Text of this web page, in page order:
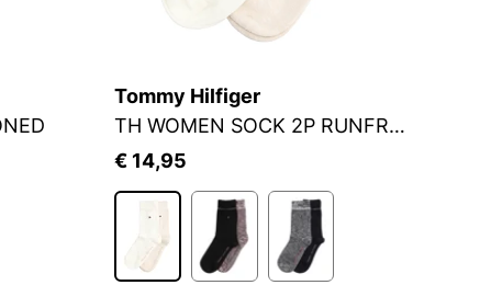
Tommy Hilfiger
TH WOMEN SOCK 2P RUNFREE
€ 14,95